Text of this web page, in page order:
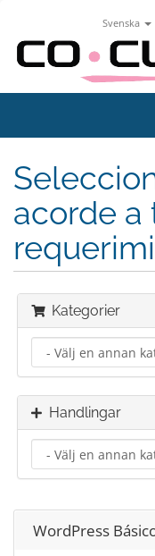
Svenska
acorde a
Kategorier
Handlingar
WordPress